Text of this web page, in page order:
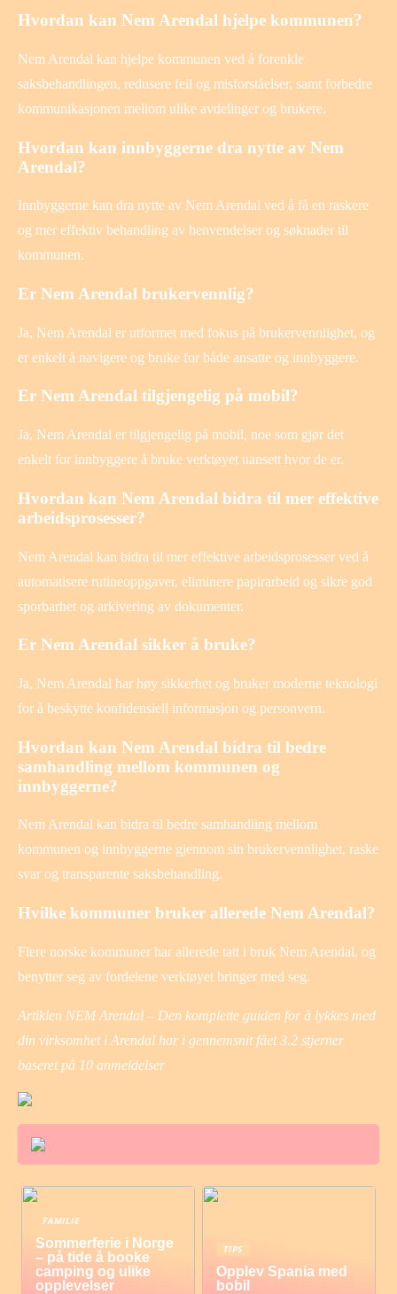
Hvordan kan Nem Arendal hjelpe kommunen?
Nem Arendal kan hjelpe kommunen ved å forenkle
saksbehandlingen, redusere feil og misforståelser, samt forbedre
kommunikasjonen mellom ulike avdelinger og brukere.
Hvordan kan innbyggerne dra nytte av Nem
Arendal?
Innbyggerne kan dra nytte av Nem Arendal ved å få en raskere
og mer effektiv behandling av henvendelser og søknader til
kommunen.
Er Nem Arendal brukervennlig?
Ja, Nem Arendal er utformet med fokus på brukervennlighet, og
er enkelt å navigere og bruke for både ansatte og innbyggere.
Er Nem Arendal tilgjengelig på mobil?
Ja, Nem Arendal er tilgjengelig på mobil, noe som gjør det
enkelt for innbyggere å bruke verktøyet uansett hvor de er.
Hvordan kan Nem Arendal bidra til mer effektive
arbeidsprosesser?
Nem Arendal kan bidra til mer effektive arbeidsprosesser ved å
automatisere rutineoppgaver, eliminere papirarbeid og sikre god
sporbarhet og arkivering av dokumenter.
Er Nem Arendal sikker å bruke?
Ja, Nem Arendal har høy sikkerhet og bruker moderne teknologi
for å beskytte konfidensiell informasjon og personvern.
Hvordan kan Nem Arendal bidra til bedre
samhandling mellom kommunen og
innbyggerne?
Nem Arendal kan bidra til bedre samhandling mellom
kommunen og innbyggerne gjennom sin brukervennlighet, raske
svar og transparente saksbehandling.
Hvilke kommuner bruker allerede Nem Arendal?
Flere norske kommuner har allerede tatt i bruk Nem Arendal, og
benytter seg av fordelene verktøyet bringer med seg.
Artiklen NEM Arendal – Den komplette guiden for å lykkes med
din virksomhet i Arendal har i gennemsnit fået3.2 stjerner
baseret på 10 anmeldelser
FAMILIE
Sommerferie i Norge
– på tide å booke
camping og ulike
opplevelser
TIPS
Opplev Spania med
bobil